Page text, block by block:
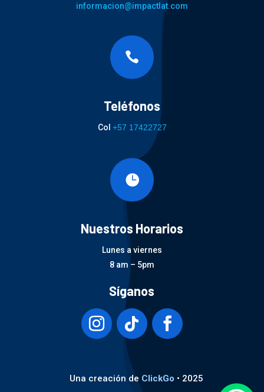
informacion@impactlat.com

Teléfonos
Col +57 17422727

Nuestros Horarios
Lunes a viernes
8 am – 5pm
Síganos
Una creación de ClickGo • 2025